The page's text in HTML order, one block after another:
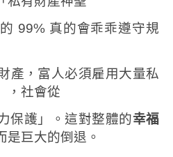
99% 真的會乖乖遵守規
產，富人必須雇用大量私
，社會從
保護」。這對整體的幸福
是巨大的倒退。